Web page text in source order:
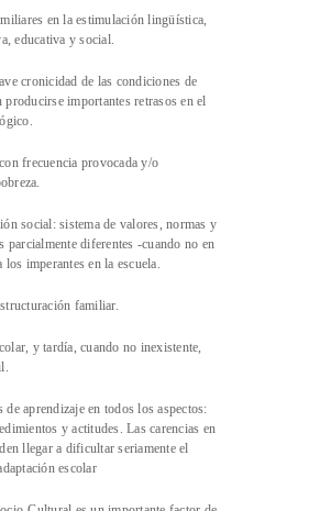
en la estimulación lingüística,
educativa y social.
cronicidad de las condiciones de
producirse importantes retrasos en el
frecuencia provocada y/o
social: sistema de valores, normas y
parcialmente diferentes -cuando no en
imperantes en la escuela.
familiar.
y tardía, cuando no inexistente,
de aprendizaje en todos los aspectos:
y actitudes. Las carencias en
llegar a dificultar seriamente el
escolar